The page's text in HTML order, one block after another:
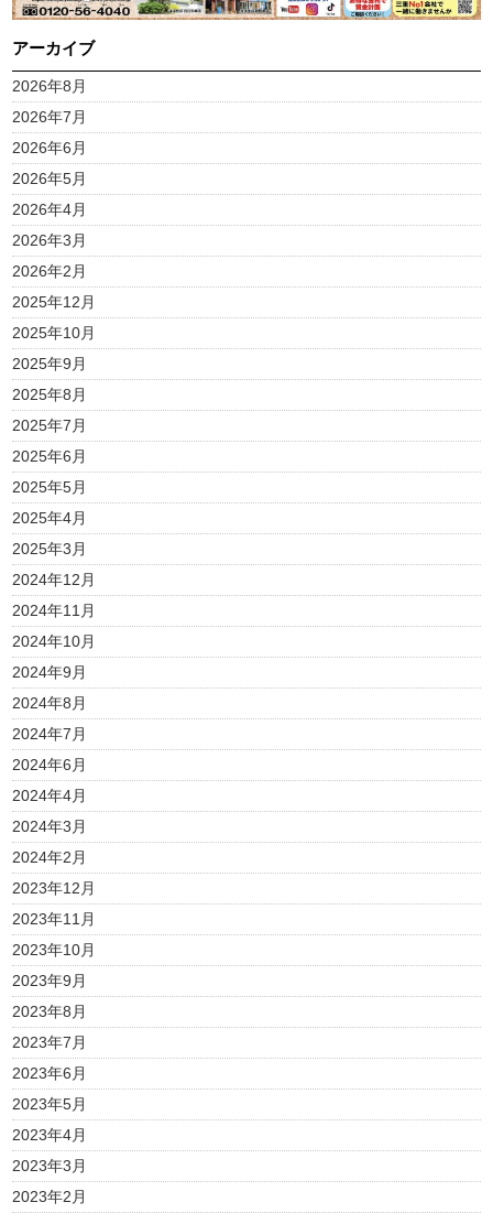
アーカイブ
2026年8月
2026年7月
2026年6月
2026年5月
2026年4月
2026年3月
2026年2月
2025年12月
2025年10月
2025年9月
2025年8月
2025年7月
2025年6月
2025年5月
2025年4月
2025年3月
2024年12月
2024年11月
2024年10月
2024年9月
2024年8月
2024年7月
2024年6月
2024年4月
2024年3月
2024年2月
2023年12月
2023年11月
2023年10月
2023年9月
2023年8月
2023年7月
2023年6月
2023年5月
2023年4月
2023年3月
2023年2月